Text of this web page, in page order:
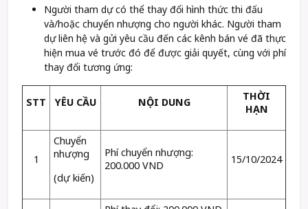
Người tham dự có thể thay đổi hình thức thi đấu
và/hoặc chuyển nhượng cho người khác. Người tham
dự liên hệ và gửi yêu cầu đến các kênh bán vé đã thực
hiện mua vé trước đó để được giải quyết, cùng với phí
thay đổi tương ứng:
STT YÊU CẦU NỘI DUNG
THỜI
HẠN
1
Chuyển
nhượng
(dự kiến)
Phí chuyển nhượng:
200.000 VND
15/10/2024